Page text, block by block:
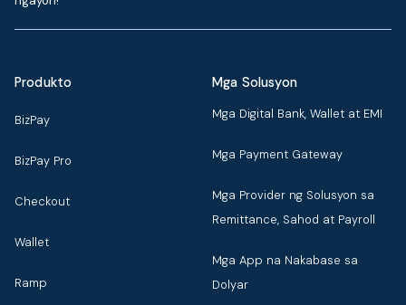
Produkto
BizPay
BizPay Pro
Checkout
Wallet
Ramp
Mga Solusyon
Mga Digital Bank, Wallet at EMI
Mga Payment Gateway
Mga Provider ng Solusyon sa
Remittance, Sahod at Payroll
Mga App na Nakabase sa
Dolyar